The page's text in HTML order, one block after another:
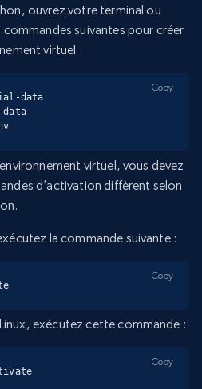
ouvrez votre terminal ou
suivantes pour créer
virtuel :
data
Copy
virtuel, vous devez
d’activation diffèrent selon
la commande suivante :
Copy
exécutez cette commande :
Copy